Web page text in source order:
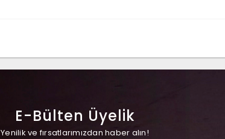
E-Bülten Üyelik
Yenilik ve fırsatlarımızdan haber alın!